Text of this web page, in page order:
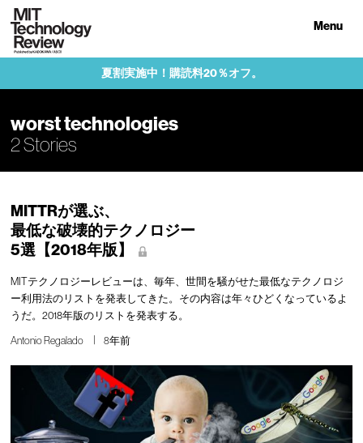
Menu
夏割実施中！購読料20％オフ。
worst technologies
2 Stories
MITTRが選ぶ、
最低な破壊的テクノロジー
5選【2018年版】
MITテクノロジーレビューは、毎年、世間を騒がせた最低なテクノロジ
ー利用法のリストを発表してきた。その内容は年々ひどくなっているよ
うだ。2018年版のリストを発表する。
Antonio Regalado 8年前